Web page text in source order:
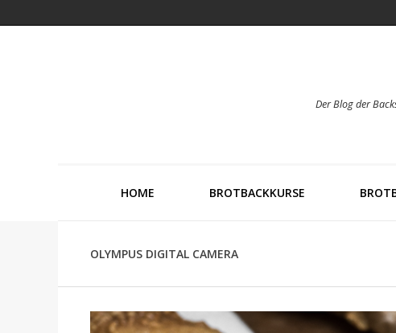
Der Blog der
HOME BROTBACKKURSE
OLYMPUS DIGITAL CAMERA